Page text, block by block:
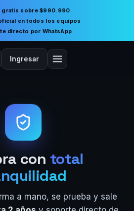
gratis sobre $990.990
en todos los equipos
directo por WhatsApp
Ingresar
con total
a mano, se prueba y sale